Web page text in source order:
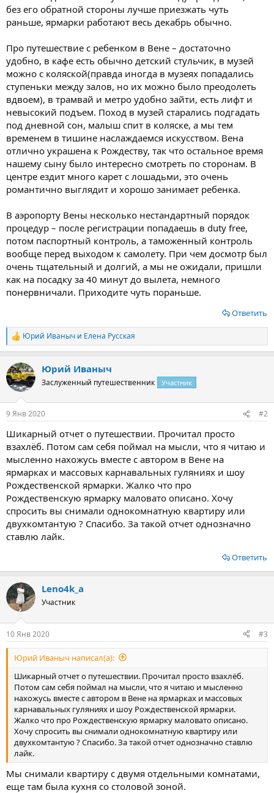
без его обратной стороны лучше приезжать чуть
раньше, ярмарки работают весь декабрь обычно.
Про путешествие с ребенком в Вене – достаточно
удобно, в кафе есть обычно детский стульчик, в музей
можно с коляской(правда иногда в музеях попадались
ступеньки между залов, но их можно было преодолеть
вдвоем), в трамвай и метро удобно зайти, есть лифт и
невысокий подъем. Поход в музей старались подгадать
под дневной сон, малыш спит в коляске, а мы тем
временем в тишине наслаждаемся искусством. Вена
отлично украшена к Рождеству, так что остальное время
нашему сыну было интересно смотреть по сторонам. В
центре ездит много карет с лошадьми, это очень
романтично выглядит и хорошо занимает ребенка.
В аэропорту Вены несколько нестандартный порядок
процедур – после регистрации попадаешь в duty free,
потом паспортный контроль, а таможенный контроль
вообще перед выходом к самолету. При чем досмотр был
очень тщательный и долгий, а мы не ожидали, пришли
как на посадку за 40 минут до вылета, немного
понервничали. Приходите чуть пораньше.
Ответить
Р
е
к
ц
и
Юрий Иваныч и Елена Русская
Юрий Иваныч
Заслуженный путешественник Участник
9 Янв 2020 #2
Шикарный отчет о путешествии. Прочитал просто
взахлёб. Потом сам себя поймал на мысли, что я читаю и
мысленно нахожусь вместе с автором в Вене на
ярмарках и массовых карнавальных гуляниях и шоу
Рождественской ярмарки. Жалко что про
Рождественскую ярмарку маловато описано. Хочу
спросить вы снимали однокомнатную квартиру или
двухкомтантую ? Спасибо. За такой отчет однозначно
ставлю лайк.
Ответить
Leno4k_a
Участник
10 Янв 2020 #3
Юрий Иваныч написал(а):
Шикарный отчет о путешествии. Прочитал просто взахлёб.
Потом сам себя поймал на мысли, что я читаю и мысленно
нахожусь вместе с автором в Вене на ярмарках и массовых
карнавальных гуляниях и шоу Рождественской ярмарки.
Жалко что про Рождественскую ярмарку маловато описано.
Хочу спросить вы снимали однокомнатную квартиру или
двухкомтантую ? Спасибо. За такой отчет однозначно ставлю
лайк.
Мы снимали квартиру с двумя отдельными комнатами,
еще там была кухня со столовой зоной.